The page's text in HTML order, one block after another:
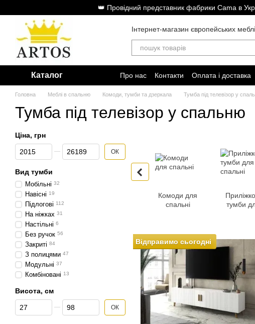
Перейти до основного контенту👑 Провідний представник фабрики Cama в
Інтернет-магазин європейських
Каталог Про нас Контакти Оплата і доставка
Головна Меблі в спальню Комоди, тумби та дзеркала Тумба під телевізор у
Тумба під телевізор у спальню
Комоди для
спальні
тумби
Відправимо сьогодні
Ціна, грн
Від Ціна, грн
До Ціна, грн ОК
Вид тумби
Мобільні 32
Навісні 19
Підлогові 112
На ніжках 31
Настільні 6
Без ручок 56
Закриті 84
З полицями 47
Модульні 37
Комбіновані 13
Висота, см
Від Висота, см
До Висота, см ОК